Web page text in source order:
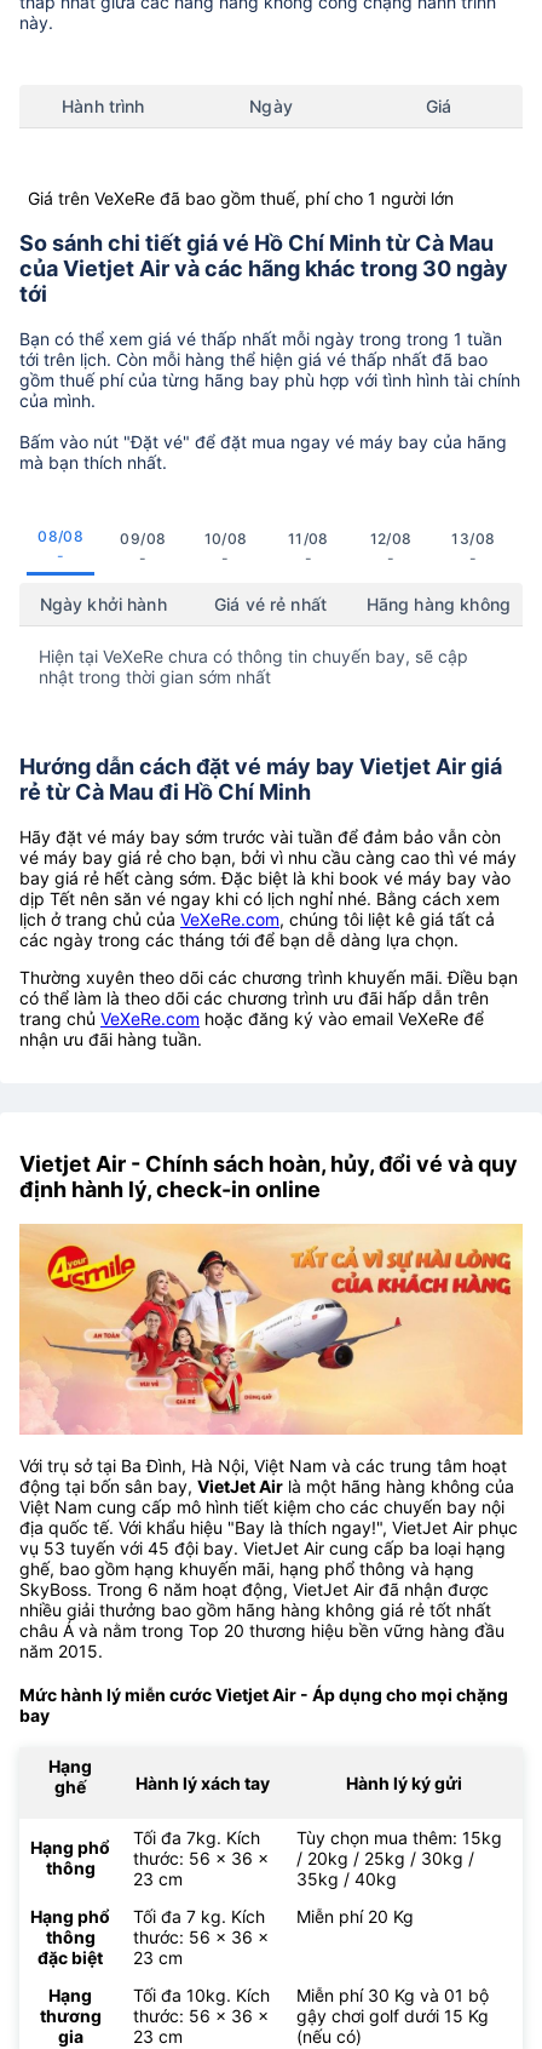
này.
Hành trình Ngày Giá
Giá trên VeXeRe đã bao gồm thuế, phí cho 1 người lớn
So sánh chi tiết giá vé Hồ Chí Minh từ Cà Mau
của Vietjet Air và các hãng khác trong 30 ngày
tới
Bạn có thể xem giá vé thấp nhất mỗi ngày trong trong 1 tuần
tới trên lịch. Còn mỗi hàng thể hiện giá vé thấp nhất đã bao
gồm thuế phí của từng hãng bay phù hợp với tình hình tài chính
của mình.
Bấm vào nút "Đặt vé" để đặt mua ngay vé máy bay của hãng
mà bạn thích nhất.
08/08
-
09/08
-
10/08
-
11/08
-
12/08
-
13/08
-
Ngày khởi hành Giá vé rẻ nhất Hãng hàng không
Hiện tại VeXeRe chưa có thông tin chuyến bay, sẽ cập
nhật trong thời gian sớm nhất
Hướng dẫn cách đặt vé máy bay Vietjet Air giá
rẻ từ Cà Mau đi Hồ Chí Minh
Hãy đặt vé máy bay sớm trước vài tuần để đảm bảo vẫn còn
vé máy bay giá rẻ cho bạn, bởi vì nhu cầu càng cao thì vé máy
bay giá rẻ hết càng sớm. Đặc biệt là khi book vé máy bay vào
dịp Tết nên săn vé ngay khi có lịch nghỉ nhé. Bằng cách xem
lịch ở trang chủ của VeXeRe.com, chúng tôi liệt kê giá tất cả
các ngày trong các tháng tới để bạn dễ dàng lựa chọn.
Thường xuyên theo dõi các chương trình khuyến mãi. Điều bạn
có thể làm là theo dõi các chương trình ưu đãi hấp dẫn trên
trang chủ VeXeRe.com hoặc đăng ký vào email VeXeRe để
nhận ưu đãi hàng tuần.
Vietjet Air - Chính sách hoàn, hủy, đổi vé và quy
định hành lý, check-in online
Với trụ sở tại Ba Đình, Hà Nội, Việt Nam và các trung tâm hoạt
động tại bốn sân bay, VietJet Air là một hãng hàng không của
Việt Nam cung cấp mô hình tiết kiệm cho các chuyến bay nội
địa quốc tế. Với khẩu hiệu "Bay là thích ngay!", VietJet Air phục
vụ 53 tuyến với 45 đội bay. VietJet Air cung cấp ba loại hạng
ghế, bao gồm hạng khuyến mãi, hạng phổ thông và hạng
SkyBoss. Trong 6 năm hoạt động, VietJet Air đã nhận được
nhiều giải thưởng bao gồm hãng hàng không giá rẻ tốt nhất
châu Á và nằm trong Top 20 thương hiệu bền vững hàng đầu
năm 2015.
Mức hành lý miễn cước Vietjet Air - Áp dụng cho mọi chặng
bay
Hạng
ghế
Hành lý xách tay Hành lý ký gửi
Hạng phổ
thông
Tối đa 7kg. Kích
thước: 56 x 36 x
23 cm
Tùy chọn mua thêm: 15kg
/ 20kg / 25kg / 30kg /
35kg / 40kg
Hạng phổ
thông
đặc biệt
Tối đa 7 kg. Kích
thước: 56 x 36 x
23 cm
Miễn phí 20 Kg
Hạng
thương
gia
Tối đa 10kg. Kích
thước: 56 x 36 x
23 cm
Miễn phí 30 Kg và 01 bộ
gậy chơi golf dưới 15 Kg
(nếu có)